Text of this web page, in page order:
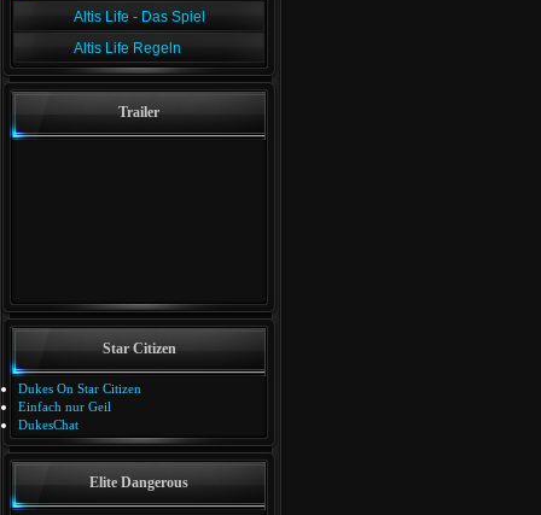
Altis Life - Das Spiel
Altis Life Regeln
Trailer
Star Citizen
Dukes On Star Citizen
Einfach nur Geil
DukesChat
Elite Dangerous